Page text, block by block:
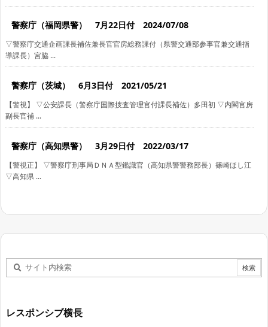
警察庁（福岡県警） 7月22日付 2024/07/08
▽警察庁交通企画課長補佐兼長官官房総務課付（県警交通部参事官兼交通指
導課長）宮脇 ...
警察庁（茨城） 6月3日付 2021/05/21
【警視】 ▽公安課長（警察庁国際捜査管理官付課長補佐）多田初 ▽内閣官房
副長官補 ...
警察庁（高知県警） 3月29日付 2022/03/17
【警視正】 ▽警察庁刑事局ＤＮＡ型鑑識官（高知県警警務部長）篠崎ほし江
▽高知県 ...
レスポンシブ横長